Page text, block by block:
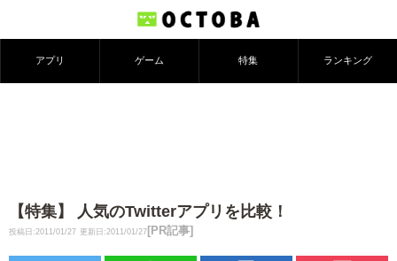
アプリ ゲーム 特集 ランキング
【特集】 人気のTwitterアプリを比較！
投稿日:2011/01/27 更新日:2011/01/27 [PR記事]